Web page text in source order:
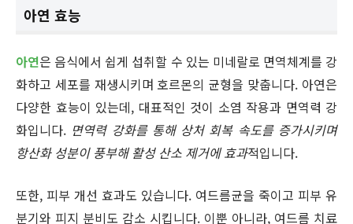
아연 효능
아연은 음식에서 쉽게 섭취할 수 있는 미네랄로 면역체계를 강
화하고 세포를 재생시키며 호르몬의 균형을 맞춥니다. 아연은
다양한 효능이 있는데, 대표적인 것이 소염 작용과 면역력 강
화입니다. 면역력 강화를 통해 상처 회복 속도를 증가시키며
항산화 성분이 풍부해 활성 산소 제거에 효과적입니다.
또한, 피부 개선 효과도 있습니다. 여드름균을 죽이고 피부 유
분기와 피지 분비도 감소 시킵니다. 이뿐 아니라, 여드름 치료